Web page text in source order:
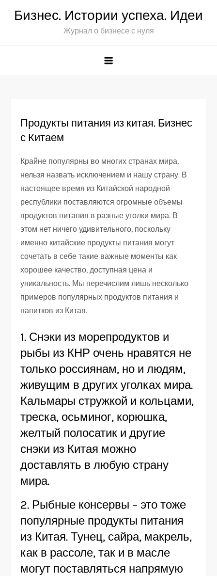
Бизнес. Истории успеха. Идеи
Журнал о бизнесе с нуля
Продукты питания из китая. Бизнес
с Китаем
Крайне популярны во многих странах мира,
нельзя назвать исключением и нашу страну. В
настоящее время из Китайской народной
республики поставляются огромные объемы
продуктов питания в разные уголки мира. В
этом нет ничего удивительного, поскольку
именно китайские продукты питания могут
сочетать в себе такие важные моменты как
хорошее качество, доступная цена и
уникальность. Мы перечислим лишь несколько
примеров популярных продуктов питания и
напитков из Китая.
1. Снэки из морепродуктов и
рыбы из КНР очень нравятся не
только россиянам, но и людям,
живущим в других уголках мира.
Кальмары стружкой и кольцами,
треска, осьминог, корюшка,
желтый полосатик и другие
снэки из Китая можно
доставлять в любую страну
мира.
2. Рыбные консервы – это тоже
популярные продукты питания
из Китая. Тунец, сайра, макрель,
как в рассоле, так и в масле
могут поставляться напрямую